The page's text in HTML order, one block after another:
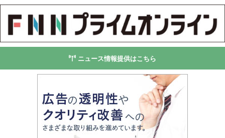
ニュース情報提供はこちら